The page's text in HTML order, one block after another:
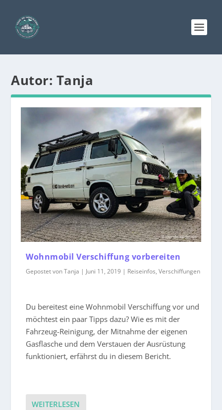
Autor: Tanja
Wohnmobil Verschiffung vorbereiten
Gepostet vonTanja | Juni 11, 2019 | Reiseinfos,Verschiffungen
Du bereitest eine Wohnmobil Verschiffung vor und
möchtest ein paar Tipps dazu? Wie es mit der
Fahrzeug-Reinigung, der Mitnahme der eigenen
Gasflasche und dem Verstauen der Ausrüstung
funktioniert, erfährst du in diesem Bericht.
WEITERLESEN